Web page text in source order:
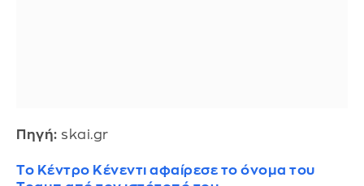
Πηγή: skai.gr
Το Κέντρο Κένεντι αφαίρεσε το όνομα του